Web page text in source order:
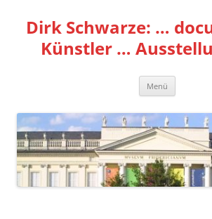
springen
Dirk Schwarze: …
Künstler …
Menü